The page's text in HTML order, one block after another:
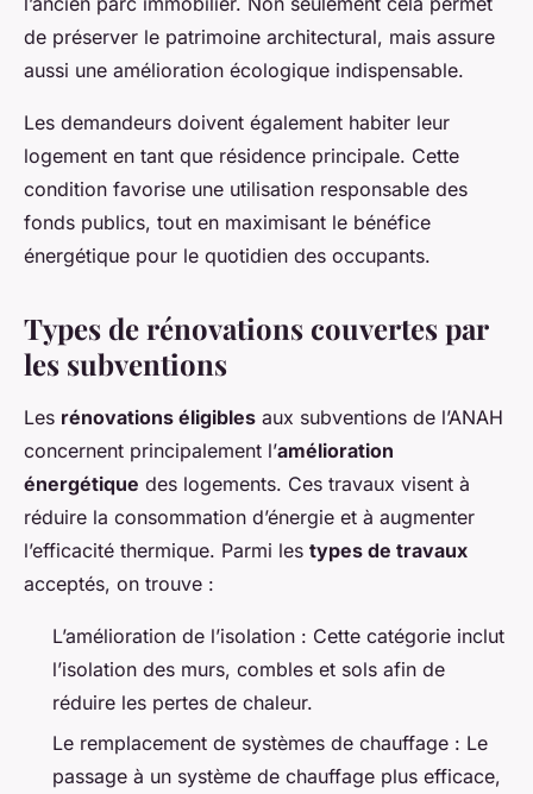
de préserver le patrimoine architectural, mais assure
aussi une amélioration écologique indispensable.
Les demandeurs doivent également habiter leur
logement en tant que résidence principale. Cette
condition favorise une utilisation responsable des
fonds publics, tout en maximisant le bénéfice
énergétique pour le quotidien des occupants.
Types de rénovations couvertes par
les subventions
Les rénovations éligibles aux subventions de l’ANAH
concernent principalement l’amélioration
énergétique des logements. Ces travaux visent à
réduire la consommation d’énergie et à augmenter
l’efficacité thermique. Parmi les types de travaux
acceptés, on trouve :
L’amélioration de l’isolation : Cette catégorie inclut
l’isolation des murs, combles et sols afin de
réduire les pertes de chaleur.
Le remplacement de systèmes de chauffage : Le
passage à un système de chauffage plus efficace,